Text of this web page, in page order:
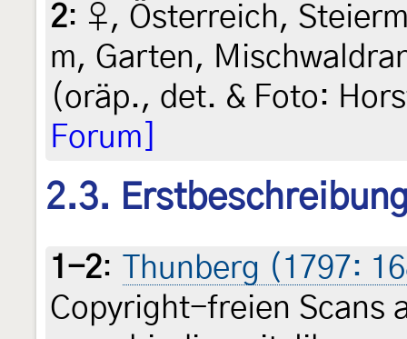
2: ♀, Österreich,
m, Garten,
(oräp., det. & Foto:
Forum]
2.3.
1-2:
Thunberg (1797:
Copyright-freien Scans